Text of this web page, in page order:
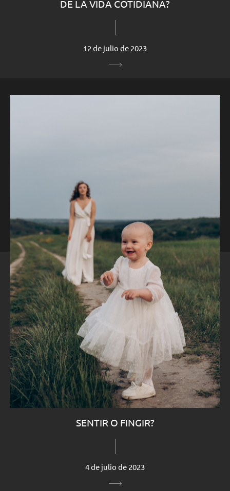
DE LA VIDA COTIDIANA?
12 de julio de 2023
SENTIR O FINGIR?
4 de julio de 2023